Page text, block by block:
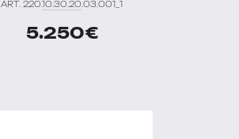
ART. 220.10.30.20.03.001_1
5.250€